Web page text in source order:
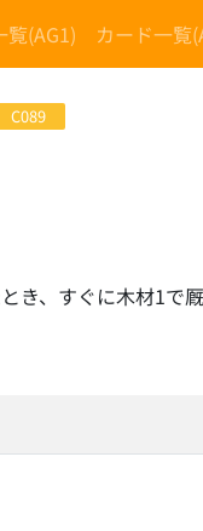
覧(AG1) カード一覧
C089
き、すぐに木材1で